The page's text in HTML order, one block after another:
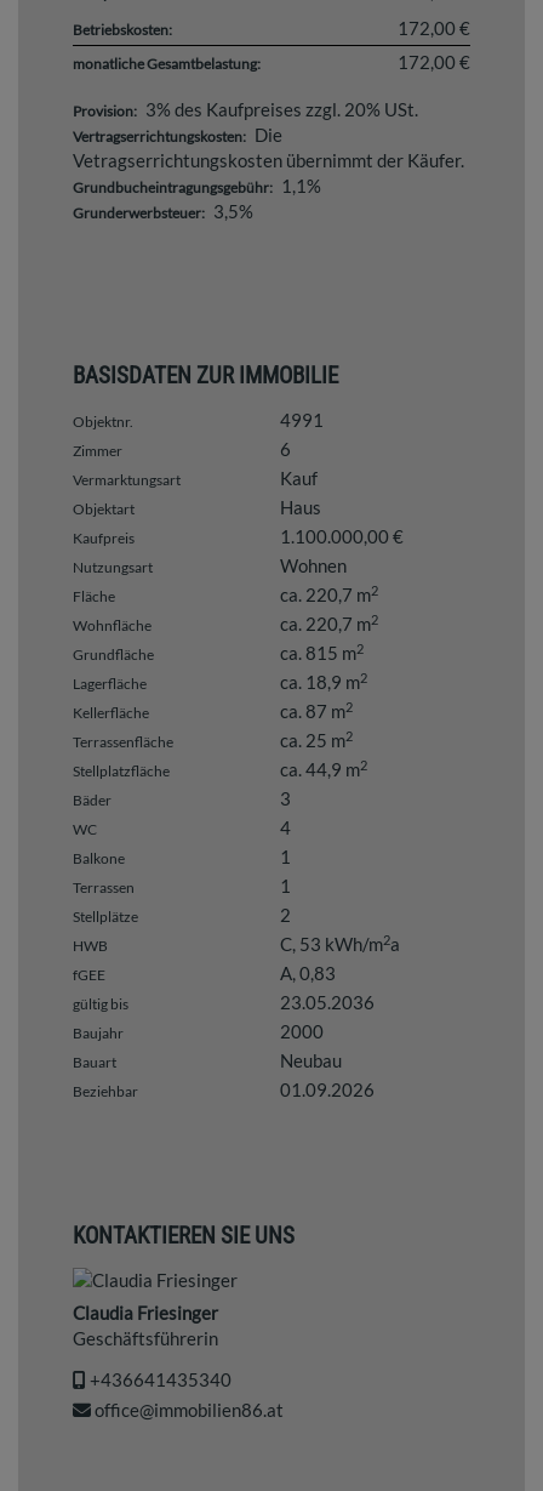
Betriebskosten: 172,00 €
monatliche Gesamtbelastung: 172,00 €
Provision: 3% des Kaufpreises zzgl. 20% USt.
Vertragserrichtungskosten: Die
Vetragserrichtungskosten übernimmt der Käufer.
Grundbucheintragungsgebühr: 1,1%
Grunderwerbsteuer: 3,5%
BASISDATEN ZUR IMMOBILIE
Objektnr. 4991
Zimmer 6
Vermarktungsart Kauf
Objektart Haus
Kaufpreis 1.100.000,00 €
Nutzungsart Wohnen
Fläche ca. 220,7 m2
Wohnfläche ca. 220,7 m2
Grundfläche ca. 815 m2
Lagerfläche ca. 18,9 m2
Kellerfläche ca. 87 m2
Terrassenfläche ca. 25 m2
Stellplatzfläche ca. 44,9 m2
Bäder 3
WC 4
Balkone 1
Terrassen 1
Stellplätze 2
HWB C, 53 kWh/m2a
fGEE A, 0,83
gültig bis 23.05.2036
Baujahr 2000
Bauart Neubau
Beziehbar 01.09.2026
KONTAKTIEREN SIE UNS
Claudia Friesinger
Geschäftsführerin
+436641435340
office@immobilien86.at